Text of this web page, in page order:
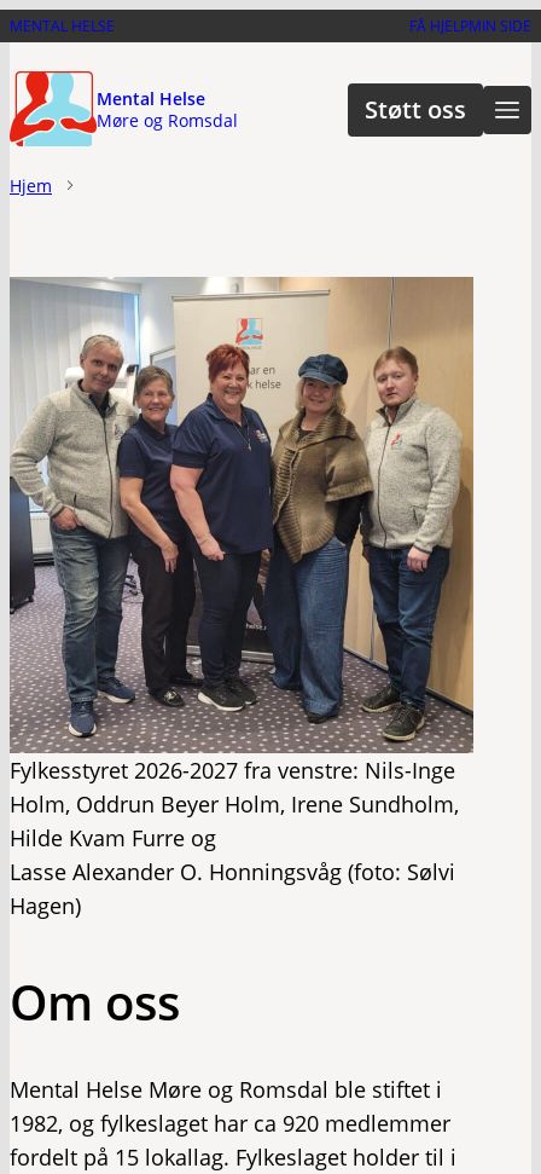
Hopp
hovedinnhold
MENTAL HELSE FÅ HJELPMIN SIDE
Mental Helse
Møre og Romsdal
Støtt oss
Hjem
Fylkesstyret 2026-2027 fra venstre: Nils-Inge
Holm, Oddrun Beyer Holm, Irene Sundholm,
Hilde Kvam Furre og
Lasse Alexander O. Honningsvåg (foto: Sølvi
Hagen)
Om oss
Mental Helse Møre og Romsdal ble stiftet i
1982, og fylkeslaget har ca 920 medlemmer
fordelt på 15 lokallag. Fylkeslaget holder til i